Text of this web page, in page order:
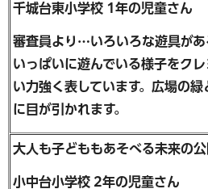
千城台東小学校 1年の児童さん
審査員より…いろいろな遊具があ
いっぱいに遊んでいる様子をク
い力強く表しています。広場の緑
に目が引かれます。
大人も子どももあそべる未来の公
小中台小学校 2年の児童さん